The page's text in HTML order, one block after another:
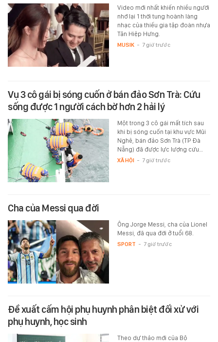
Video mới nhất khiến nhiều người
nhớ lại 1 thời tung hoành làng
nhạc của thiếu gia tập đoàn nhựa
Tân Hiệp Hưng.
MUSIK - 7 giờ trước
Vụ 3 cô gái bị sóng cuốn ở bán đảo Sơn Trà: Cứu
sống được 1 người cách bờ hơn 2 hải lý
Một trong 3 cô gái mất tích sau
khi bị sóng cuốn tại khu vực Mũi
Nghê, bán đảo Sơn Trà (TP Đà
Nẵng) đã được lực lượng cứu…
XÃ HỘI - 7 giờ trước
Cha của Messi qua đời
Ông Jorge Messi, cha của Lionel
Messi, đã qua đời ở tuổi 68.
SPORT - 7 giờ trước
Đề xuất cấm hội phụ huynh phân biệt đối xử với
phụ huynh, học sinh
Theo dự thảo mới của Bộ